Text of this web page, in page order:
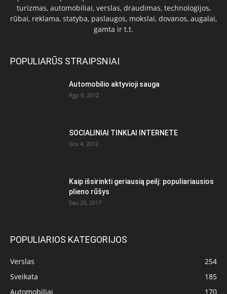
turizmas, automobiliai, verslas, draudimas, technologijos,
rūbai, reklama, statyba, paslaugos, mokslai, dovanos, augalai,
gamta ir t.t.
POPULIARŪS STRAIPSNIAI
Automobilio aktyvioji sauga
Rgp 9, 2012
SOCIALINIAI TINKLAI INTERNETE
Gru 4, 2012
Kaip išsirinkti geriausią peilį: populiariausios
plieno rūšys
Sau 25, 2017
POPULIARIOS KATEGORIJOS
Verslas
254
Sveikata
185
Automobiliai
170